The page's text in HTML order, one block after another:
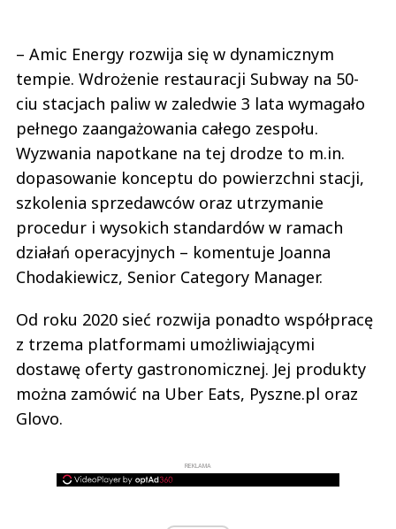
– Amic Energy rozwija się w dynamicznym
tempie. Wdrożenie restauracji Subway na 50-
ciu stacjach paliw w zaledwie 3 lata wymagało
pełnego zaangażowania całego zespołu.
Wyzwania napotkane na tej drodze to m.in.
dopasowanie konceptu do powierzchni stacji,
szkolenia sprzedawców oraz utrzymanie
procedur i wysokich standardów w ramach
działań operacyjnych – komentuje Joanna
Chodakiewicz, Senior Category Manager.
Od roku 2020 sieć rozwija ponadto współpracę
z trzema platformami umożliwiającymi
dostawę oferty gastronomicznej. Jej produkty
można zamówić na Uber Eats, Pyszne.pl oraz
Glovo.
REKLAMA